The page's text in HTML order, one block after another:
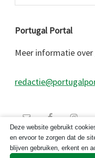
website
Portugal Portal
Meer informatie over
Deze website gebruikt
en ervoor te zorgen dat de
blijven gebruiken, erkent en